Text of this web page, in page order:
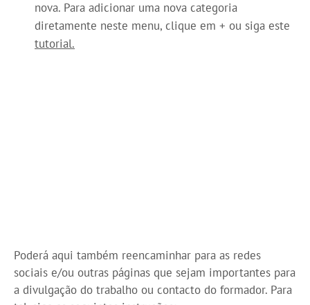
nova. Para adicionar uma nova categoria
diretamente neste menu, clique em + ou siga este
tutorial.
Poderá aqui também reencaminhar para as redes
sociais e/ou outras páginas que sejam importantes para
a divulgação do trabalho ou contacto do formador. Para